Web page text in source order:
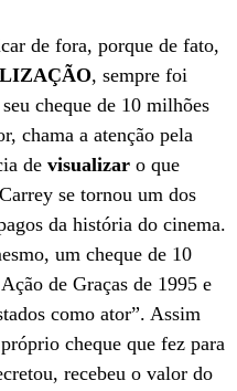
de fora, porque de fato,
, sempre foi
cheque de 10 milhões
chama a atenção pela
de visualizar o que
se tornou um dos
da história do cinema.
um cheque de 10
de Graças de 1995 e
como ator”. Assim
cheque que fez para
recebeu o valor do